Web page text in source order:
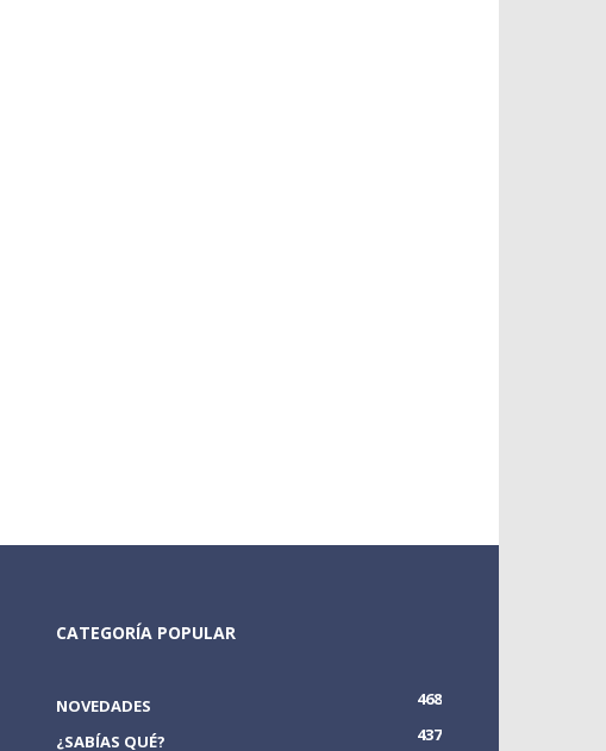
CATEGORÍA POPULAR
NOVEDADES
468
¿SABÍAS QUÉ?
437